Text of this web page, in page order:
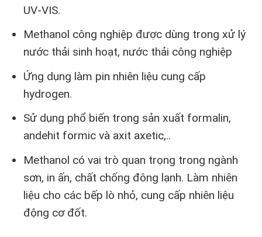
UV-VIS.
Methanol công nghiệp được dùng trong xử lý
nước thải sinh hoạt, nước thải công nghiệp
Ứng dụng làm pin nhiên liệu cung cấp
hydrogen.
Sử dụng phổ biến trong sản xuất formalin,
andehit formic và axit axetic,..
Methanol có vai trò quan trọng trong ngành
sơn, in ấn, chất chống đông lạnh. Làm nhiên
liệu cho các bếp lò nhỏ, cung cấp nhiên liệu
động cơ đốt.